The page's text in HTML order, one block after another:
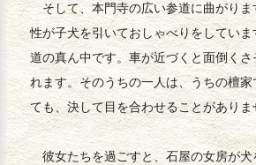
そして、本門寺の広い参道に曲がりま
性が子犬を引いておしゃべりをしていま
道の真ん中です。車が近づくと面倒くさ
れます。そのうちの一人は、うちの檀
ても、決して目を合わせることがありま
彼女たちを過ごすと、石屋の女房が犬